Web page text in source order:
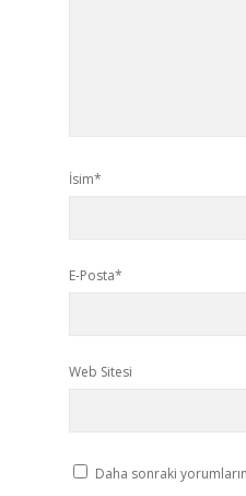
İsim*
E-Posta*
Web Sitesi
Daha sonraki